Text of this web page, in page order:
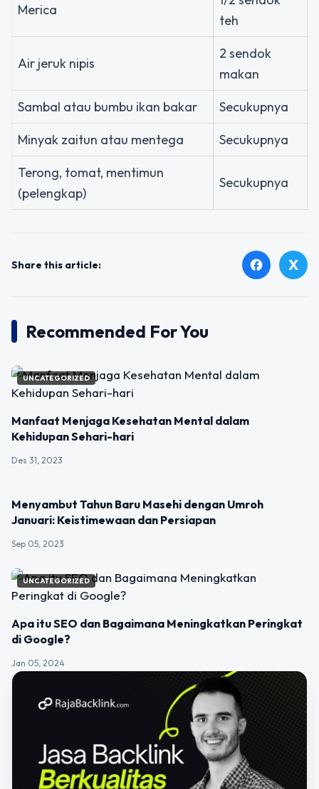
Merica
teh
Air jeruk nipis
2 sendok
makan
Sambal atau bumbu ikan bakar
Secukupnya
Minyak zaitun atau mentega
Secukupnya
Terong, tomat, mentimun
(pelengkap)
Secukupnya
Share this article: facebook X
Recommended For You
UNCATEGORIZED
Manfaat Menjaga Kesehatan Mental dalam
Kehidupan Sehari-hari
Des 31, 2023
Menyambut Tahun Baru Masehi dengan Umroh
Januari: Keistimewaan dan Persiapan
Sep 05, 2023
UNCATEGORIZED
Apa itu SEO dan Bagaimana Meningkatkan Peringkat
di Google?
Jan 05, 2024